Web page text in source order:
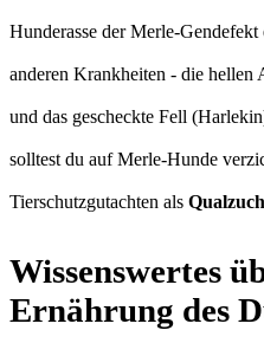
Hunderasse der Merle-
anderen Krankheiten - die hellen
und das gescheckte Fell
solltest du auf Merle-Hunde
Tierschutzgutachten als
Wissenswertes
Ernährung des